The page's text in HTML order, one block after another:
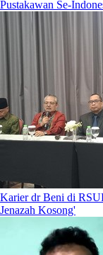
Pustakawan Se-
Karier dr Beni di
Jenazah Kosong'